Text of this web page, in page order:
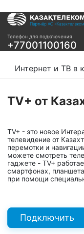
Телефон для подключения
+77001100160
Услуги
Интернет и ТВ в
Интернет и ТВ в
Прочее
возможность
подключения
Проверить
возможность
подключения по
названию ЖК
Интернет и ТВ в
TV+ от
TV+ - это новое
телевидение от
перемотки и
можете смотреть
гаджете - TV+
смартфонах,
при помощи
Подключить